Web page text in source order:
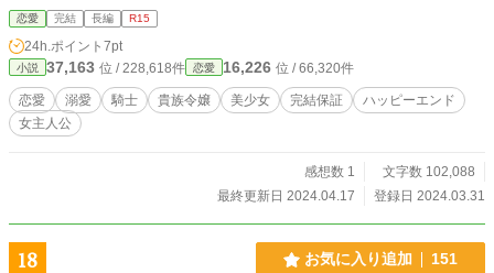
士な公爵令息ファビアンもアイラが好きなようで!? しかし、アイラには結婚よ
りも叶えたい夢があった。 アイラはどちらと恋をする？ もしくは恋は諦め
て、夢を選ぶのか……最後までお楽しみください。
恋愛 完結 長編 R15
24h.ポイント 7pt
小説 37,163 位 / 228,618件 恋愛 16,226 位 / 66,320件
恋愛 溺愛 騎士 貴族令嬢 美少女 完結保証
ハッピーエンド
女主人公
感想数 1
文字数 102,088
最終更新日 2024.04.17
登録日 2024.03.31
18 お気に入り追加 151